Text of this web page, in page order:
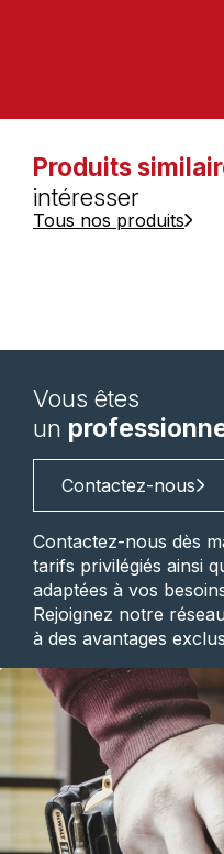
Produits
intéresser
Tous nos produits
Vous êtes
un
Contactez-nous
Contactez-nous dès
tarifs privilégiés ainsi
adaptées à vos
Rejoignez notre
à des avantages